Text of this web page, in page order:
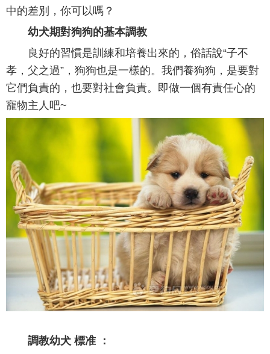
中的差別，你可以嗎？
幼犬期對狗狗的基本調教
良好的習慣是訓練和培養出來的，俗話說“子不
孝，父之過”，狗狗也是一樣的。我們養狗狗，是要對
它們負責的，也要對社會負責。即做一個有責任心的
寵物主人吧~
調教幼犬 標准 ：